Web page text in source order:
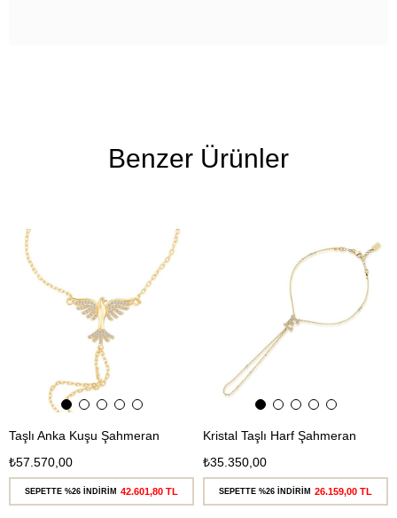
Benzer Ürünler
Taşlı Anka Kuşu Şahmeran
₺57.570,00
Ücretsiz
Kargo
SEPETTE %26 İNDİRİM 42.601,80 TL
Kristal Taşlı Harf Şahmeran
₺35.350,00
Ücretsiz
Kargo
SEPETTE %26 İNDİRİM 26.159,00 TL